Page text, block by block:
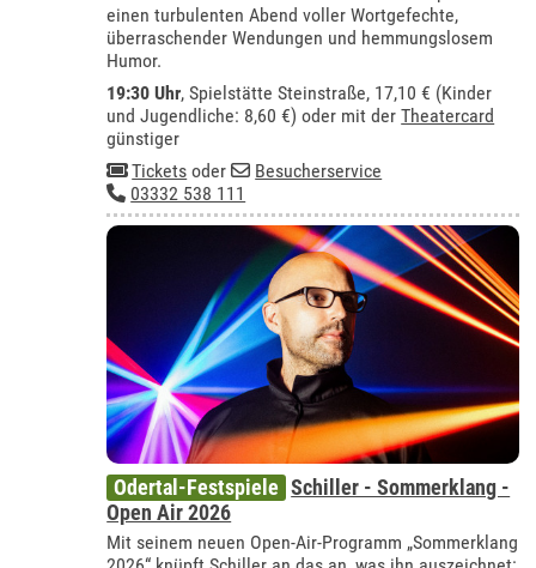
einen turbulenten Abend voller Wortgefechte,
überraschender Wendungen und hemmungslosem
Humor.
19:30 Uhr, Spielstätte Steinstraße, 17,10 € (Kinder
und Jugendliche: 8,60 €) oder mit derTheatercard
günstiger
Tickets oder
Besucherservice
03332 538 111
Odertal-Festspiele Schiller - Sommerklang -
Open Air 2026
Mit seinem neuen Open-Air-Programm „Sommerklang